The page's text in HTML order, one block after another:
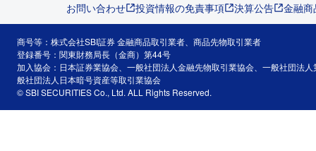
お問い合わせ 投資情報の免責事項 決算公告 金融
商号等：株式会社SBI証券 金融商品取引業者、商品先物取引業者
登録番号：関東財務局長（金商）第44号
加入協会：日本証券業協会、一般社団法人金融先物取引業協会、一般社団法
般社団法人日本暗号資産等取引業協会
© SBI SECURITIES Co., Ltd. ALL Rights Reserved.